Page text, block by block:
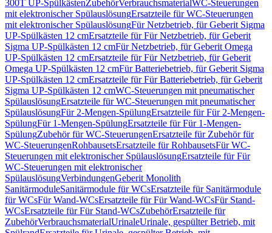
300T UP-SpülkästenZubehörVerbrauchsmaterialWC-Steuerungen
mit elektronischer SpülauslösungErsatzteile für WC-Steuerungen
mit elektronischer SpülauslösungFür Netzbetrieb, für Geberit Sigma
UP-Spülkästen 12 cmErsatzteile für Für Netzbetrieb, für Geberit
Sigma UP-Spülkästen 12 cmFür Netzbetrieb, für Geberit Omega
UP-Spülkästen 12 cmErsatzteile für Für Netzbetrieb, für Geberit
Omega UP-Spülkästen 12 cmFür Batteriebetrieb, für Geberit Sigma
UP-Spülkästen 12 cmErsatzteile für Für Batteriebetrieb, für Geberit
Sigma UP-Spülkästen 12 cmWC-Steuerungen mit pneumatischer
SpülauslösungErsatzteile für WC-Steuerungen mit pneumatischer
SpülauslösungFür 2-Mengen-SpülungErsatzteile für Für 2-Mengen-
SpülungFür 1-Mengen-SpülungErsatzteile für Für 1-Mengen-
SpülungZubehör für WC-SteuerungenErsatzteile für Zubehör für
WC-SteuerungenRohbausetsErsatzteile für RohbausetsFür WC-
Steuerungen mit elektronischer SpülauslösungErsatzteile für Für
WC-Steuerungen mit elektronischer
SpülauslösungVerbindungenGeberit Monolith
SanitärmoduleSanitärmodule für WCsErsatzteile für Sanitärmodule
für WCsFür Wand-WCsErsatzteile für Für Wand-WCsFür Stand-
WCsErsatzteile für Für Stand-WCsZubehörErsatzteile für
ZubehörVerbrauchsmaterialUrinaleUrinale, gespülter Betrieb, mit